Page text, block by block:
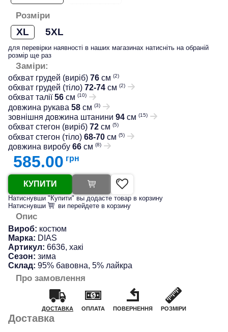
Розміри
XL 5XL
для перевірки наявності в наших магазинах натисніть на обраній
розмір ще раз
Заміри:
обхват грудей (виріб) 76см (2)
обхват грудей (тіло) 72-74см (2)
обхват талії56см (10)
довжина рукава 58см (3)
зовнішня довжина штанини 94см (15)
обхват стегон (виріб) 72см (5)
обхват стегон (тіло) 68-70см (5)
довжина виробу 66см (8)
585.00 грн
КУПИТИ
Натиснувши "Купити" вы додасте товар в корзину
Натиснувши
ви перейдете в корзину
Опис
Вироб: костюм
Марка: DIAS
Артикул: 6636, хакі
Сезон: зима
Склад: 95% бавовна, 5% лайкра
Про замовлення
ДОСТАВКА ОПЛАТА ПОВЕРНЕННЯ РОЗМІРИ
Доставка